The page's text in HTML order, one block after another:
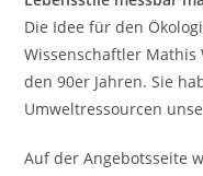
Die Idee für den
Wissenschaftler Mathis
den 90er Jahren. Sie
Umweltressourcen
Auf der Angebotsseite